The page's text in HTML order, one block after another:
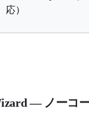
応）
— ノーコ